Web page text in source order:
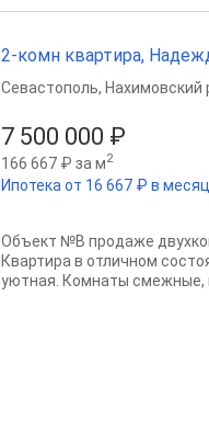
2-комн квартира,
7 500 000 ₽
166 667 ₽ за м2
Ипотека от 16 667 ₽ в месяц
Севастополь, Нахимовский
Объект №В продаже
Квартира в отличном
уютная. Комнаты смежные,